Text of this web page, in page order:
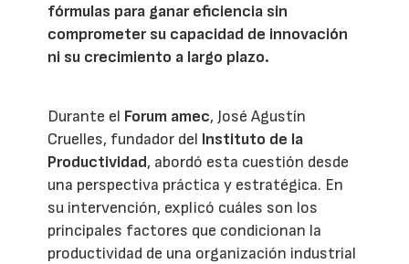
fórmulas para ganar eficiencia sin
comprometer su capacidad de innovación
ni su crecimiento a largo plazo.
Durante el Forum amec, José Agustín
Cruelles, fundador del Instituto de la
Productividad, abordó esta cuestión desde
una perspectiva práctica y estratégica. En
su intervención, explicó cuáles son los
principales factores que condicionan la
productividad de una organización industrial